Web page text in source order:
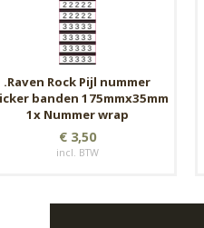
.Raven Rock Pijl nummer
banden 175mmx35mm
1x Nummer wrap
€ 3,50
incl. BTW